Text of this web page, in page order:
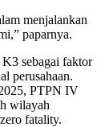
menjalankan
paparnya.
K3 sebagai faktor
perusahaan.
PTPN IV
wilayah
fatality.